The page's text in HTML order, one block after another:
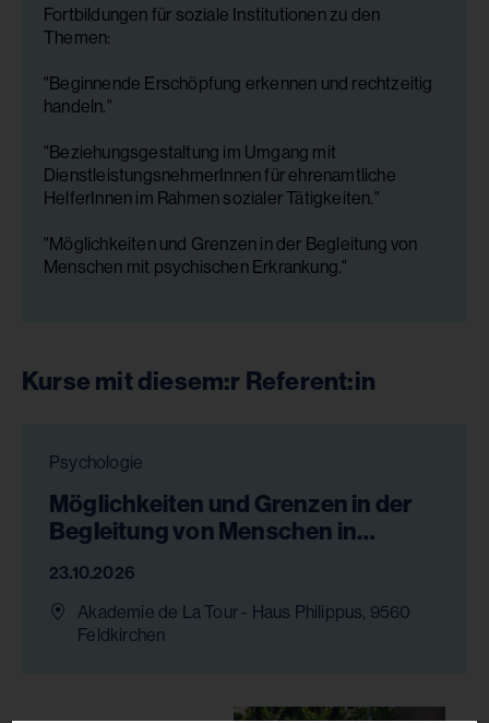
Fortbildungen für soziale Institutionen zu den
Themen:
"Beginnende Erschöpfung erkennen und rechtzeitig
handeln."
"Beziehungsgestaltung im Umgang mit
DienstleistungsnehmerInnen für ehrenamtliche
HelferInnen im Rahmen sozialer Tätigkeiten."
"Möglichkeiten und Grenzen in der Begleitung von
Menschen mit psychischen Erkrankung."
Kurse mit diesem:r Referent:in
Psychologie
Möglichkeiten und Grenzen in der
Begleitung von Menschen in
psychischen
Belastungssituationen
23.10.2026
Akademie de La Tour - Haus Philippus, 9560
Feldkirchen